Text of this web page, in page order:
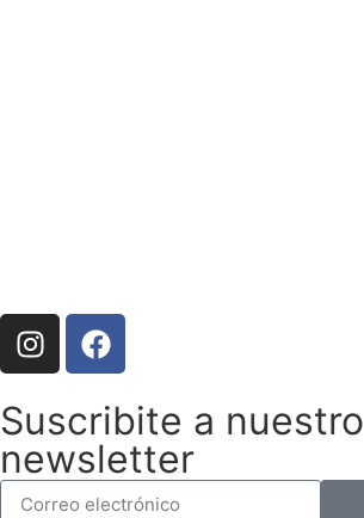
Suscribite a nuestro
newsletter